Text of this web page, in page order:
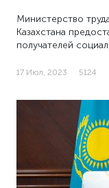
Министерство
Казахстана
получателей
17 Июл, 2023 5124